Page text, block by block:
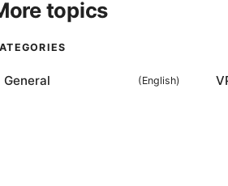
topics
General (English)